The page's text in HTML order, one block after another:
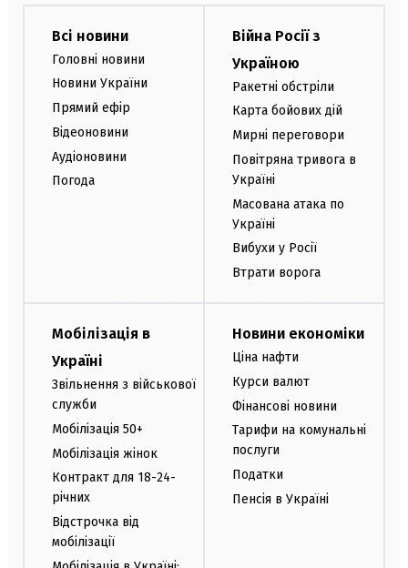
Всі новини
Головні новини
Новини України
Прямий ефір
Відеоновини
Аудіоновини
Погода
Війна Росії з
Україною
Ракетні обстріли
Карта бойових дій
Мирні переговори
Повітряна тривога в
Україні
Масована атака по
Україні
Вибухи у Росії
Втрати ворога
Мобілізація в
Україні
Звільнення з військової
служби
Мобілізація 50+
Мобілізація жінок
Контракт для 18-24-
річних
Відстрочка від
мобілізації
Новини економіки
Ціна нафти
Курси валют
Фінансові новини
Тарифи на комунальні
послуги
Податки
Пенсія в Україні